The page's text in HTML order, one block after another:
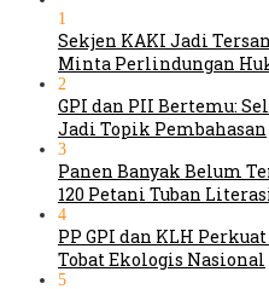
1
Sekjen KAKI Jadi
Minta Perlindungan
2
GPI dan PII Bertemu:
Jadi Topik Pembahasan
3
Panen Banyak Belum
120 Petani Tuban
4
PP GPI dan KLH
Tobat Ekologis Nasional
5